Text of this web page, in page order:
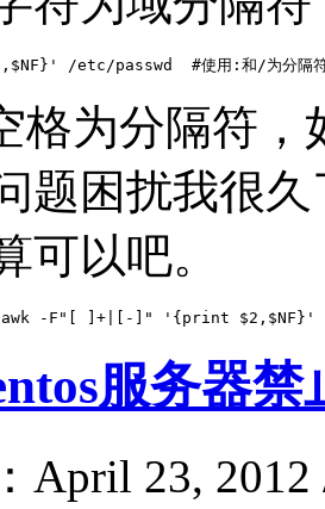
/etc/passwd  #使用:和/为分隔
格为分隔符
题困扰我很
可以吧。
-F"[ ]+|[-]" '{print $2,$NF}'  #使
服务器
April 23,